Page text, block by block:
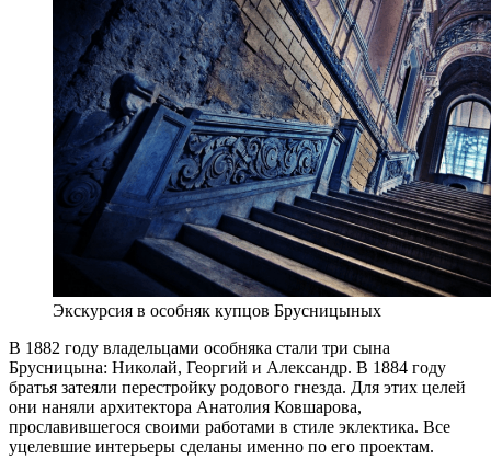
Экскурсия в особняк купцов Брусницыных
В 1882 году владельцами особняка стали три сына
Брусницына: Николай, Георгий и Александр. В 1884 году
братья затеяли перестройку родового гнезда. Для этих целей
они наняли архитектора Анатолия Ковшарова,
прославившегося своими работами в стиле эклектика. Все
уцелевшие интерьеры сделаны именно по его проектам.